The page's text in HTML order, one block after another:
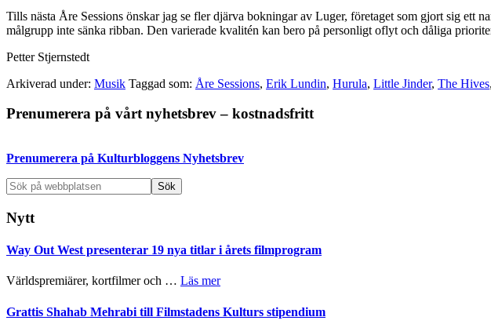
Tills nästa Åre Sessions önskar jag se fler djärva bokningar av Luger, företaget som gjort sig ett
målgrupp inte sänka ribban. Den varierade kvalitén kan bero på personligt oflyt och dåliga
Petter Stjernstedt
Arkiverad under: Musik Taggad som: Åre Sessions, Erik Lundin, Hurula, Little Jinder, The Hives,
Primärt
Prenumerera på vårt nyhetsbrev – kostnadsfritt
Prenumerera på Kulturbloggens Nyhetsbrev
Sök
på
webbplatsen
Nytt
Way Out West presenterar 19 nya titlar i årets filmprogram
Världspremiärer, kortfilmer och … Läs merom
Out
West
Grattis Shahab Mehrabi till Filmstadens Kulturs stipendium